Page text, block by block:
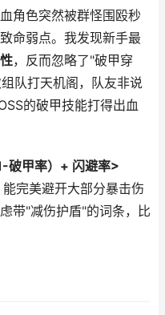
角色突然被群怪围殴秒
命弱点。我发现新手最
，反而忽略了"破甲穿
队打天机阁，队友非说
的破甲技能打得出血
破甲率）+ 闪避率>
完美避开大部分暴击伤
带"减伤护盾"的词条，比